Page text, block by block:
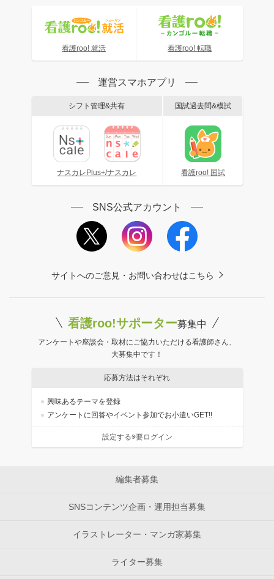
看護roo! 就活 看護roo! 転職
運営スマホアプリ
シフト管理&共有
ナスカレPlus+/ナスカレ
国試過去問&模試
看護roo! 国試
SNS公式アカウント
サイトへのご意見・お問い合わせはこちら
看護roo!サポーター募集中
アンケートや座談会・取材にご協力いただける看護師さん、
大募集中です！
応募方法はそれぞれ
興味あるテーマを登録
アンケートに回答やイベント参加でお小遣いGET!!
設定する※要ログイン
編集者募集
SNSコンテンツ企画・運用担当募集
イラストレーター・マンガ家募集
ライター募集